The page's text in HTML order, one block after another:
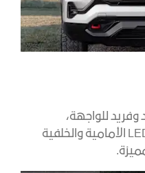
للواجهة،
والمصدات، والشبك، ومصابيح LED الأمامية والخلفية